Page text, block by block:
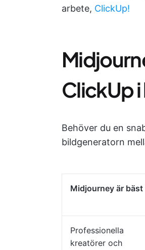
arbete, ClickUp!
ClickUp
Behöver du en
bildgeneratorn
Midjourney är
Professionella
kreatörer och